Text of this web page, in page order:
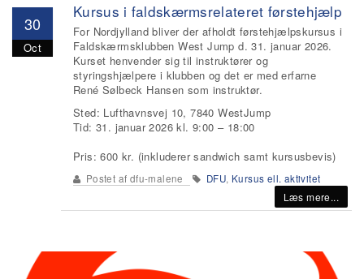
30
Oct
Kursus i faldskærmsrelateret førstehjælp
For Nordjylland bliver der afholdt førstehjælpskursus i
Faldskærmsklubben West Jump d. 31. januar 2026.
Kurset henvender sig til instruktører og
styringshjælpere i klubben og det er med erfarne
René Sølbeck Hansen som instruktør.
Sted: Lufthavnsvej 10, 7840 WestJump
Tid: 31. januar 2026 kl. 9:00 – 18:00
Pris: 600 kr. (inkluderer sandwich samt kursusbevis)
Postet af dfu-malene DFU, Kursus ell. aktivitet
Læs mere...